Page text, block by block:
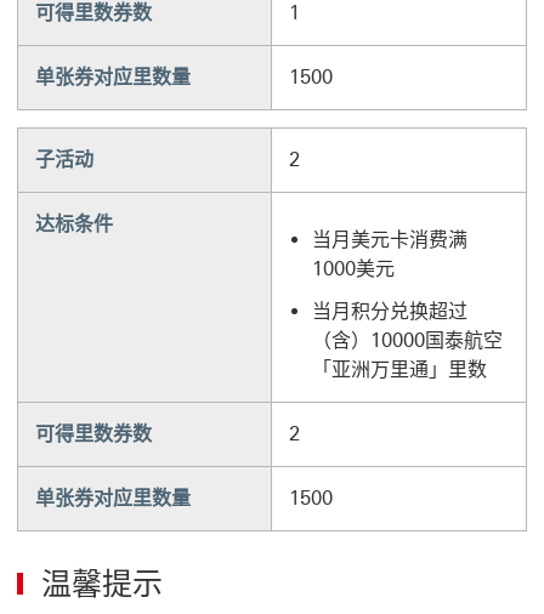
可得里数券数 1
单张券对应里数量 1500
子活动 2
达标条件
当月美元卡消费满
1000美元
当月积分兑换超过
（含）10000国泰航空
「亚洲万里通」里数
可得里数券数 2
单张券对应里数量 1500
温馨提示